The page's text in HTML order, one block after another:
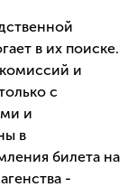
в их поиске.
и
с
и
в
билета на
-